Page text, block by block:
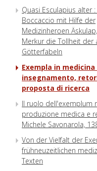
Quasi Esculapius alter :
Boccaccio mit Hilfe der
Medizinheroen
Merkur die Tollheit der
Götterfabeln
Exempla in
insegnamento,
proposta di ricerca
Il ruolo dell'exemplum
produzione medica e
Michele Savonarola,
Von der Vielfalt der
frühneuzeitlichen
Texten